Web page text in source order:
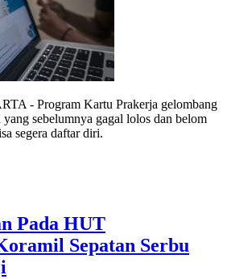
- Program Kartu Prakerja gelombang
sebelumnya gagal lolos dan belom
segera daftar diri.
Pada HUT
Sepatan Serbu